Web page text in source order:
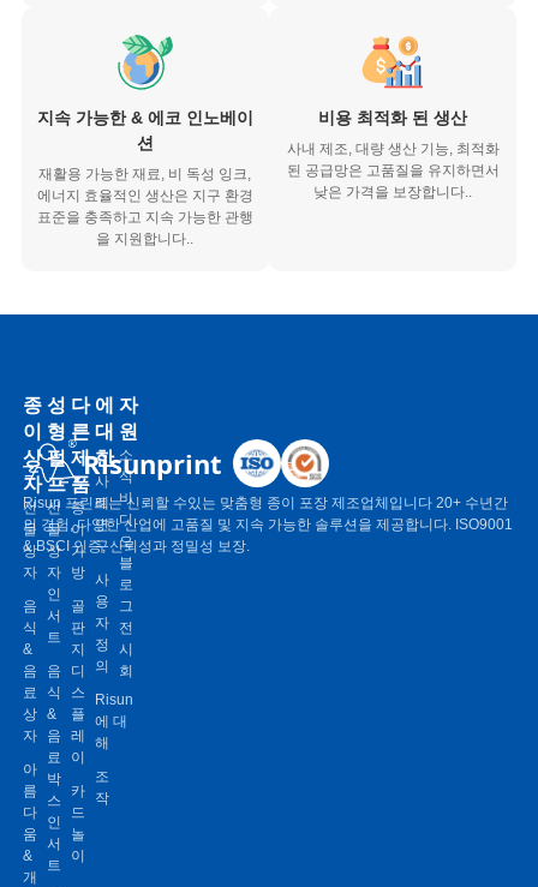
지속 가능한 & 에코 인노베이
션
재활용 가능한 재료, 비 독성 잉크,
에너지 효율적인 생산은 지구 환경
표준을 충족하고 지속 가능한 관행
을 지원합니다..
비용 최적화 된 생산
사내 제조, 대량 생산 기능, 최적화
된 공급망은 고품질을 유지하면서
낮은 가격을 보장합니다..
종
이
상
자
선
물
상
자
음
식
&
음
료
상
자
아
름
다
움
&
개
성
형
펄
프
선
물
상
자
인
서
트
음
식
&
음
료
박
스
인
서
트
다
른
제
품
종
이
가
방
골
판
지
디
스
플
레
이
카
드
놀
이
에
대
한
사
례
연
구
사
용
자
정
의
Risun
에 대
해
조
작
자
원
소
식
비
디
오
블
로
그
전
시
회
Risunprint
Risun 프린트는 신뢰할 수있는 맞춤형 종이 포장 제조업체입니다 20+ 수년간
의 경험, 다양한 산업에 고품질 및 지속 가능한 솔루션을 제공합니다. ISO9001
& BSCI 인증, 신뢰성과 정밀성 보장.